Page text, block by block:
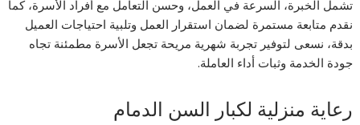
تشمل الخبرة، السرعة في العمل، وحسن التعامل مع أفراد الأسرة، كما
نقدم متابعة مستمرة لضمان استقرار العمل وتلبية احتياجات العميل
بدقة، نسعى لتوفير تجربة شهرية مريحة تجعل الأسرة مطمئنة تجاه
جودة الخدمة وثبات أداء العاملة.
رعاية منزلية لكبار السن الدمام